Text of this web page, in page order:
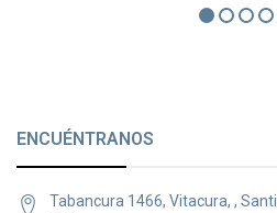
ENCUÉNTRANOS
Tabancura 1466, Vitacura, ,